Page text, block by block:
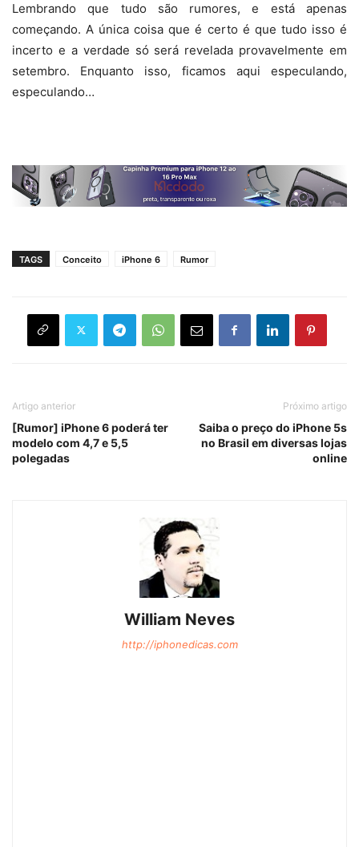
Lembrando que tudo são rumores, e está apenas
começando. A única coisa que é certo é que tudo isso é
incerto e a verdade só será revelada provavelmente em
setembro. Enquanto isso, ficamos aqui especulando,
especulando…
TAGS Conceito iPhone 6 Rumor
Artigo anterior
[Rumor] iPhone 6 poderá ter
modelo com 4,7 e 5,5
polegadas
Próximo artigo
Saiba o preço do iPhone 5s
no Brasil em diversas lojas
online
William Neves
http://iphonedicas.com